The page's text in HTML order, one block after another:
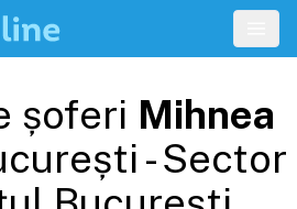
șoferi Mihnea
- Sector